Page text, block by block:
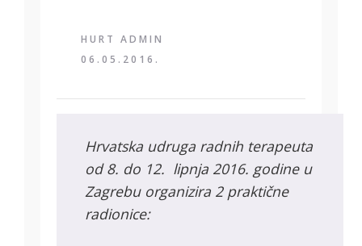
HURT ADMIN
06.05.2016.
Hrvatska udruga radnih terapeuta
od 8. do 12. lipnja 2016. godine u
Zagrebu organizira 2 praktične
radionice: